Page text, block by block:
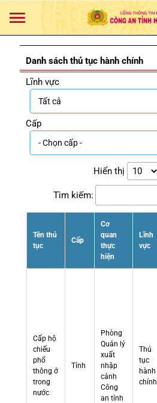
Danh sách thủ tục hành chính
Lĩnh vực
Cấp
Hiển thị
Tìm kiếm:
Tên thủ
tục
Cấp
Cơ
quan
thực
hiện
Lĩnh
vực
Cấp hộ
chiếu
phổ
thông ở
trong
nước
Tỉnh
Phòng
Quản lý
xuất
nhập
cảnh
Công
an tỉnh
Thủ
tục
hành
chính